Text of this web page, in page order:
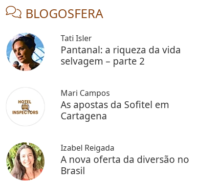
BLOGOSFERA
Tati Isler
Pantanal: a riqueza da vida
selvagem – parte 2
Mari Campos
As apostas da Sofitel em
Cartagena
Izabel Reigada
A nova oferta da diversão no
Brasil